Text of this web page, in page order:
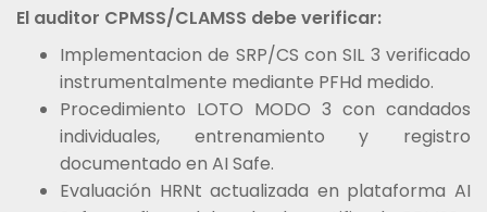
El auditor CPMSS/CLAMSS debe verificar:
Implementacion de SRP/CS con SIL 3 verificado
instrumentalmente mediante PFHd medido.
Procedimiento LOTO MODO 3 con candados
individuales, entrenamiento y registro
documentado en AI Safe.
Evaluación HRNt actualizada en plataforma AI